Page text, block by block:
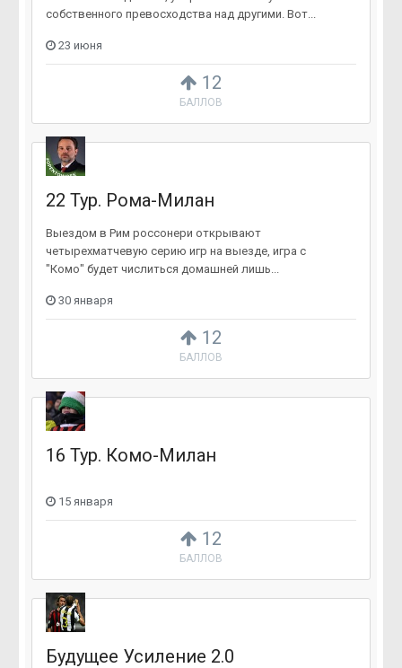
12
БАЛЛОВ
собственного превосходства над другими. Вот...
23 июня
12
БАЛЛОВ
22 Тур. Рома-Милан
Выездом в Рим россонери открывают
четырехматчевую серию игр на выезде, игра с
"Комо" будет числиться домашней лишь...
30 января
12
БАЛЛОВ
16 Тур. Комо-Милан
15 января
Будущее Усиление 2.0